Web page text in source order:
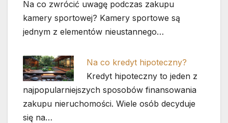
Na co zwrócić uwagę podczas zakupu
kamery sportowej? Kamery sportowe są
jednym z elementów nieustannego…
Na co kredyt hipoteczny?
Kredyt hipoteczny to jeden z
najpopularniejszych sposobów finansowania
zakupu nieruchomości. Wiele osób decyduje
się na…